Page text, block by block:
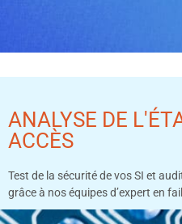
ANALYSE DE
ACCÈS
Test de la sécurité de vos SI et
grâce à nos équipes d’expert en